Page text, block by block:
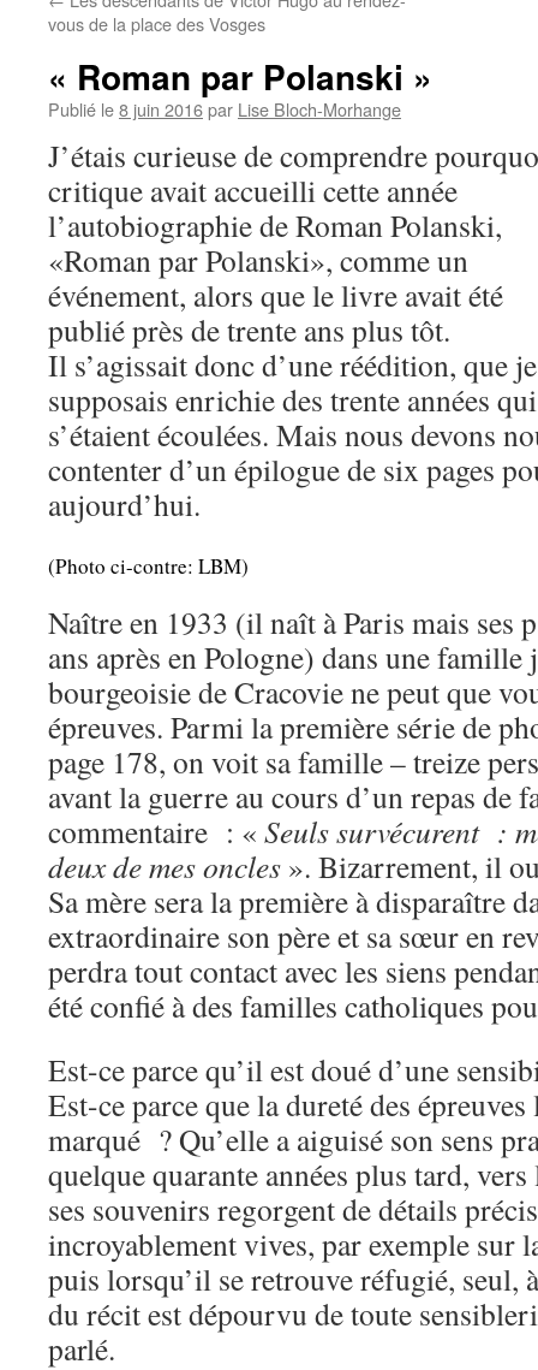
vous de la place des Vosges
« Roman par Polanski »
Publié le8 juin 2016par Lise Bloch-Morhange
J’étais curieuse de comprendre
critique avait accueilli cette année
l’autobiographie de Roman Polanski,
«Roman par Polanski», comme un
événement, alors que le livre avait été
publié près de trente ans plus tôt.
Il s’agissait donc d’une réédition, que je
supposais enrichie des trente années qui
s’étaient écoulées. Mais nous devons
contenter d’un épilogue de six pages
aujourd’hui.
(Photo ci-contre: LBM)
Naître en 1933 (il naît à Paris mais ses
ans après en Pologne) dans une famille
bourgeoisie de Cracovie ne peut que
épreuves. Parmi la première série de
page 178, on voit sa famille – treize
avant la guerre au cours d’un repas de
commentaire : « Seuls survécurent :
deux de mes oncles ». Bizarrement, il
Sa mère sera la première à disparaître
extraordinaire son père et sa sœur en
perdra tout contact avec les siens
été confié à des familles catholiques
Est-ce parce qu’il est doué d’une
Est-ce parce que la dureté des
marqué ? Qu’elle a aiguisé son sens
quelque quarante années plus tard, vers
ses souvenirs regorgent de détails
incroyablement vives, par exemple sur
puis lorsqu’il se retrouve réfugié, seul,
du récit est dépourvu de toute
parlé.